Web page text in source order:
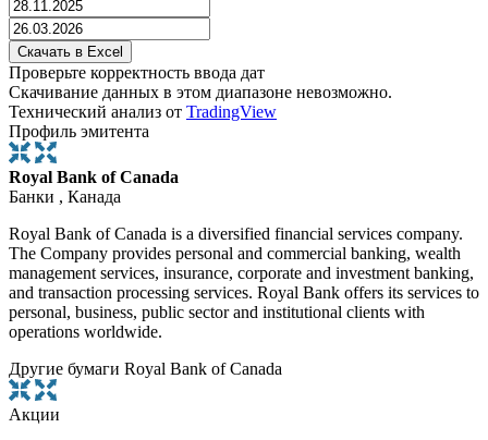
Проверьте корректность ввода дат
Скачивание данных в этом диапазоне невозможно.
Технический анализ от TradingView
Профиль эмитента
Royal Bank of Canada
Банки , Канада
Royal Bank of Canada is a diversified financial services company.
The Company provides personal and commercial banking, wealth
management services, insurance, corporate and investment banking,
and transaction processing services. Royal Bank offers its services to
personal, business, public sector and institutional clients with
operations worldwide.
Другие бумаги Royal Bank of Canada
Акции